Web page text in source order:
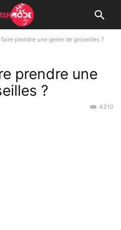
prendre une gelée de groseilles ?
prendre une
?
4310